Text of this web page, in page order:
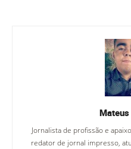
Jornalista de profissão e
redator de jornal impresso,